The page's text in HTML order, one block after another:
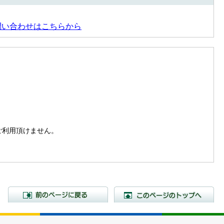
合わせはこちらから
用頂けません。
前のページに戻る